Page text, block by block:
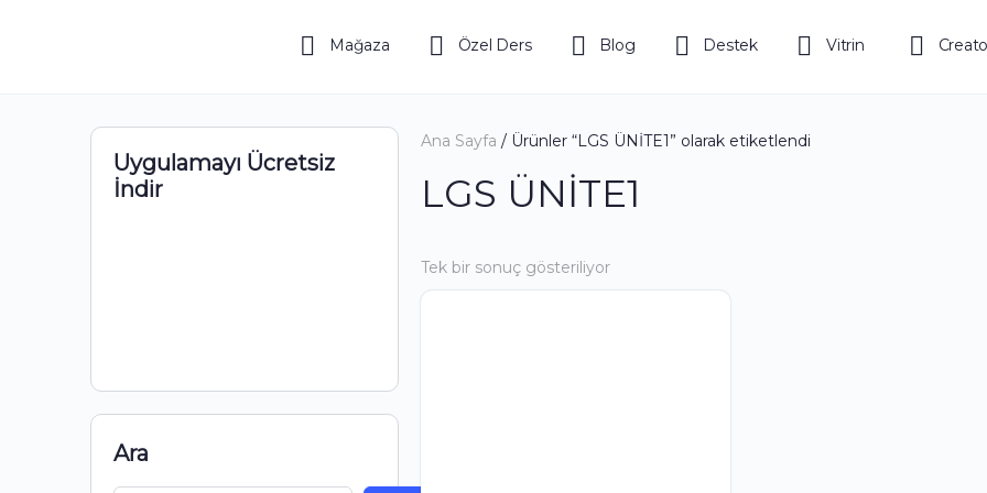
Mağaza Özel Ders Blog Destek Vitrin
Ana Sayfa / Ürünler “LGS ÜNİTE1” olarak etiketlendi
LGS ÜNİTE1
Tek bir sonuç gösteriliyor
Uygulamayı Ücretsiz
İndir
Ara